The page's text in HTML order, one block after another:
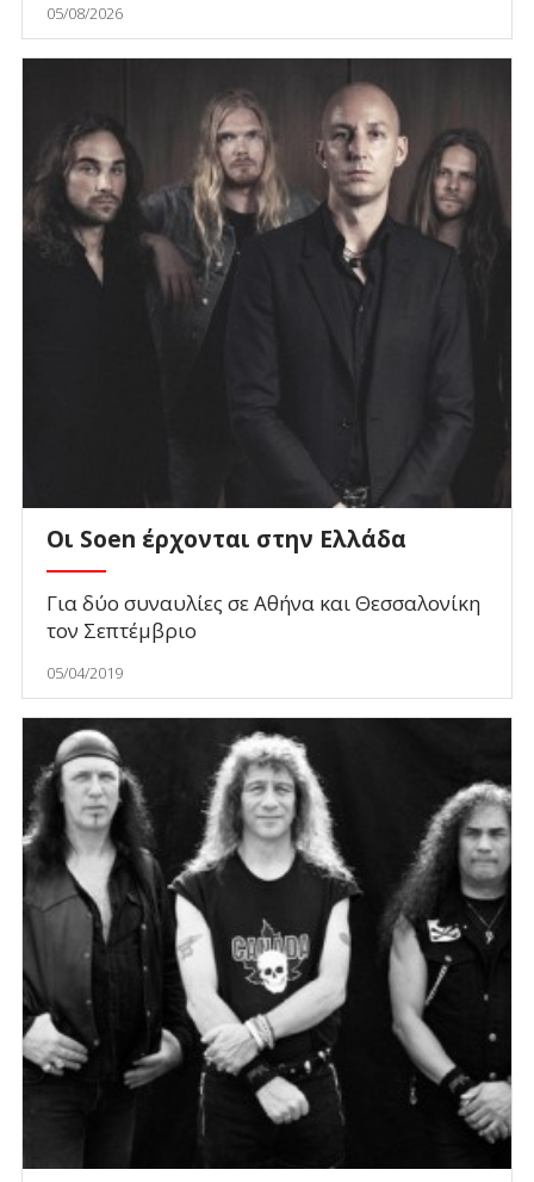
05/08/2026
Οι Soen έρχονται στην Ελλάδα
Για δύο συναυλίες σε Αθήνα και Θεσσαλονίκη
τον Σεπτέμβριο
05/04/2019